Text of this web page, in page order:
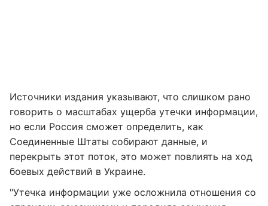
Источники издания указывают, что слишком рано
говорить о масштабах ущерба утечки информации,
но если Россия сможет определить, как
Соединенные Штаты собирают данные, и
перекрыть этот поток, это может повлиять на ход
боевых действий в Украине.
"Утечка информации уже осложнила отношения со